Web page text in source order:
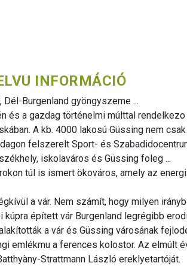
INFORMÁCIÓ
Dél-Burgenland gyöngyszeme ...
és a gazdag történelmi múlttal
A kb. 4000 lakosú Güssing nem
felszerelt Sport- és
iskolaváros és Güssing foleg ...
túl is ismert ökováros, amely az
a vár. Nem számít, hogy milyen
kúpra épített vár Burgenland legrégibb
a vár és Güssing városának
emlékmu a ferences kolostor. Az elmúlt
Strattmann László ereklyetartóját.